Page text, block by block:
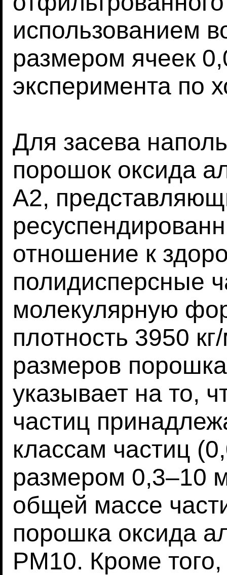
использованием
размером ячеек
эксперимента по
Для засева
порошок оксида
A2,
отношение к
полидисперсные
молекулярную
плотность 3950
размеров
указывает на то,
частиц
классам частиц
размером 0,3–10
общей массе
порошка оксида
PM10. Кроме